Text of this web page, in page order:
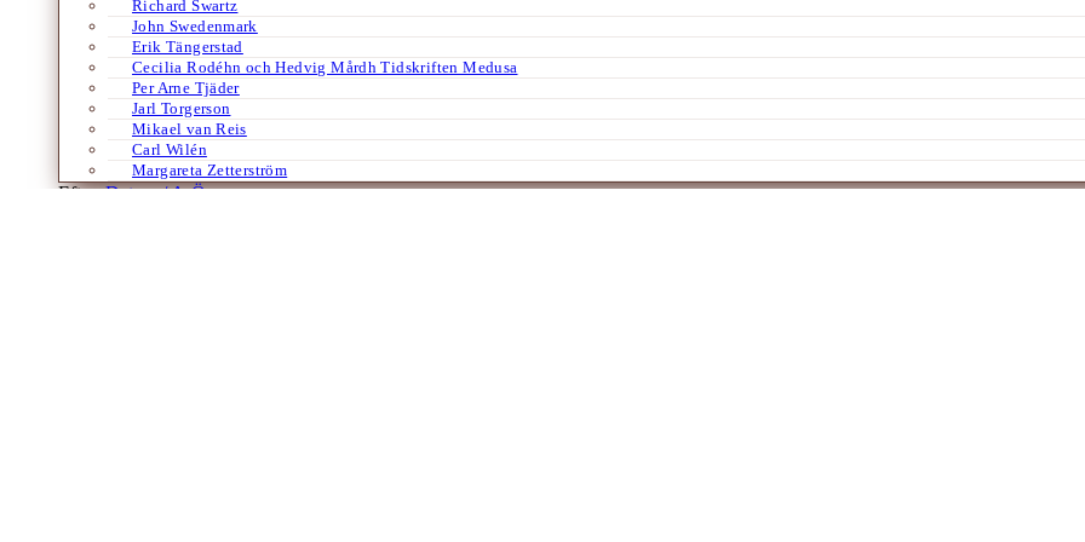
Richard Swartz
John Swedenmark
Erik Tängerstad
Cecilia Rodéhn och Hedvig Mårdh Tidskriften Medusa
Per Arne Tjäder
Jarl Torgerson
Mikael van Reis
Carl Wilén
Margareta Zetterström
Efter:Datum /A-Ö